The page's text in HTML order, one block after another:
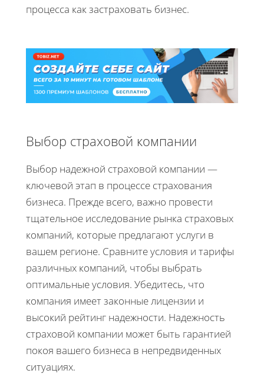
процесса как застраховать бизнес.
Выбор страховой компании
Выбор надежной страховой компании —
ключевой этап в процессе страхования
бизнеса. Прежде всего, важно провести
тщательное исследование рынка страховых
компаний, которые предлагают услуги в
вашем регионе. Сравните условия и тарифы
различных компаний, чтобы выбрать
оптимальные условия. Убедитесь, что
компания имеет законные лицензии и
высокий рейтинг надежности. Надежность
страховой компании может быть гарантией
покоя вашего бизнеса в непредвиденных
ситуациях.